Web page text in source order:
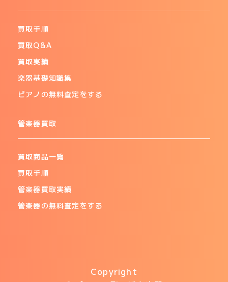
買取手順
買取Q&A
買取実績
楽器基礎知識集
ピアノの無料査定をする
管楽器買取
買取商品一覧
買取手順
管楽器買取実績
管楽器の無料査定をする
Copyright